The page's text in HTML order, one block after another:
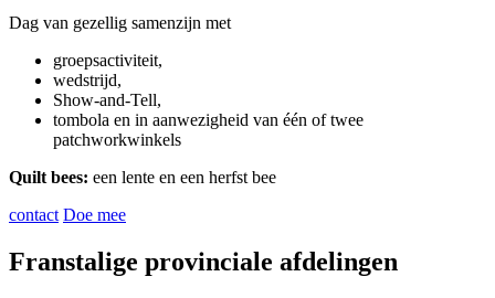
Dag van gezellig samenzijn met
groepsactiviteit,
wedstrijd,
Show-and-Tell,
tombola en in aanwezigheid van één of twee
patchworkwinkels
Quilt bees: een lente en een herfst bee
contact Doe mee
Franstalige provinciale afdelingen